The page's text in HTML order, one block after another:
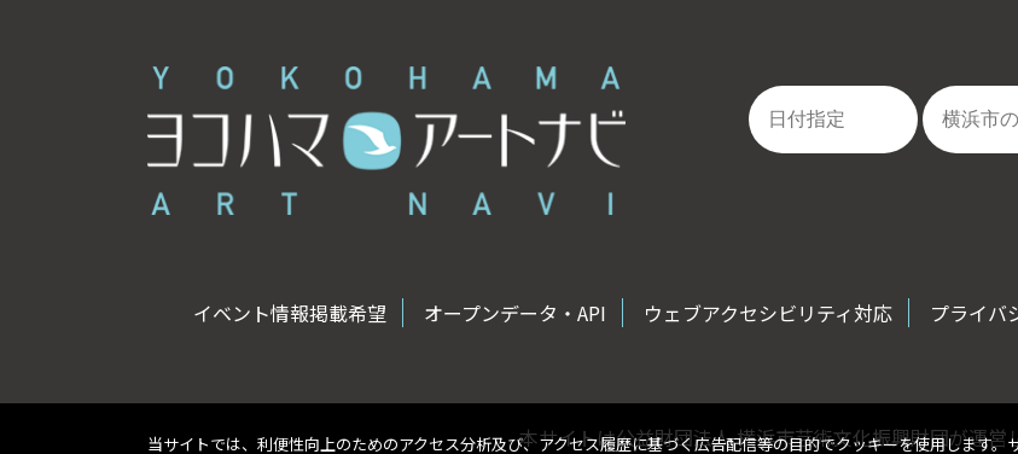
当サイトでは、利便性向上のためのアクセス分析及び、アクセス履歴に基づく広告配信等の目的でクッキーを使用します
イベント情報掲載希望 オープンデータ・API ウェブアクセシビリティ対応 プライバ
本サイトは公益財団法人 横浜市芸術文化振興財団が運営